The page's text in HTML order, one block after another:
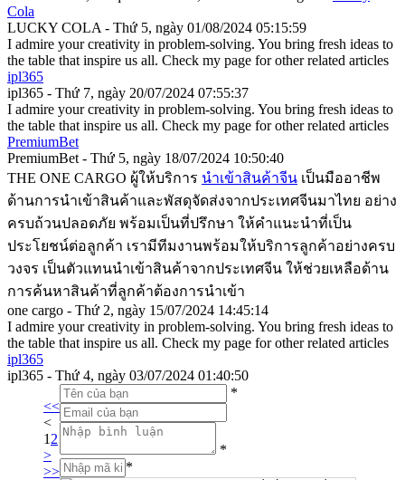
Cola
LUCKY COLA - Thứ 5, ngày 01/08/2024 05:15:59
I admire your creativity in problem-solving. You bring fresh ideas to
the table that inspire us all. Check my page for other related articles
ipl365
ipl365 - Thứ 7, ngày 20/07/2024 07:55:37
I admire your creativity in problem-solving. You bring fresh ideas to
the table that inspire us all. Check my page for other related articles
PremiumBet
PremiumBet - Thứ 5, ngày 18/07/2024 10:50:40
THE ONE CARGO ผู้ให้บริการ นำเข้าสินค้าจีน เป็นมืออาชีพ
ด้านการนำเข้าสินค้าและพัสดุจัดส่งจากประเทศจีนมาไทย อย่าง
ครบถ้วนปลอดภัย พร้อมเป็นที่ปรึกษา ให้คำแนะนำที่เป็น
ประโยชน์ต่อลูกค้า เรามีทีมงานพร้อมให้บริการลูกค้าอย่างครบ
วงจร เป็นตัวแทนนำเข้าสินค้าจากประเทศจีน ให้ช่วยเหลือด้าน
การค้นหาสินค้าที่ลูกค้าต้องการนำเข้า
one cargo - Thứ 2, ngày 15/07/2024 14:45:14
I admire your creativity in problem-solving. You bring fresh ideas to
the table that inspire us all. Check my page for other related articles
ipl365
ipl365 - Thứ 4, ngày 03/07/2024 01:40:50
<<
<
1 2
>
>>
*
*
*